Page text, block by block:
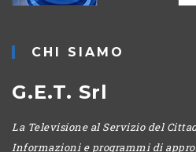
CHI SIAMO
G.E.T. Srl
La Televisione al Servizio del
Informazioni e programmi di